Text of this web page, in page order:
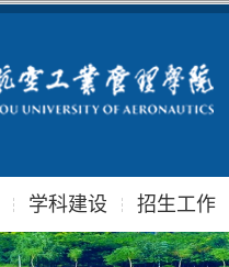
学科建设 招生工作